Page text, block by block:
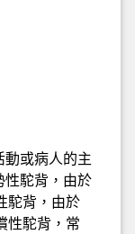
或病人的主
性駝背，由於
駝背，由於
性駝背，常